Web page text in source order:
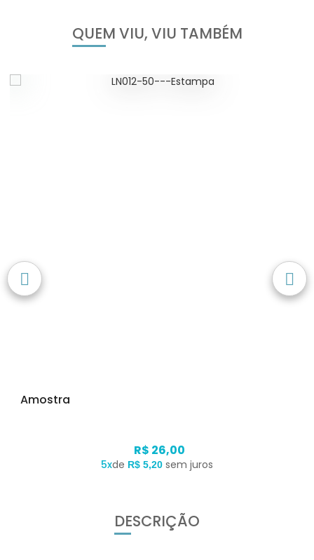
QUEM VIU, VIU TAMBÉM
Amostra
R$ 26,00
5xde R$ 5,20 sem juros
DESCRIÇÃO